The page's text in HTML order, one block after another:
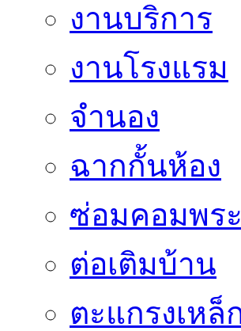
งานบริการ
งานโรงแรม
จำนอง
ฉากกั้นห้อง
ซ่อมคอมพร
ต่อเติมบ้าน
ตะแกรงเหล็